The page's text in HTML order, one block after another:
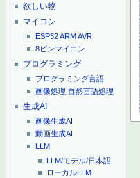
欲しい物
マイコン
ESP32ARMAVR
8ピンマイコン
プログラミング
プログラミング言語
画像処理 自然言語処理
生成AI
画像生成AI
動画生成AI
LLM
LLM/モデル/日本語
ローカルLLM